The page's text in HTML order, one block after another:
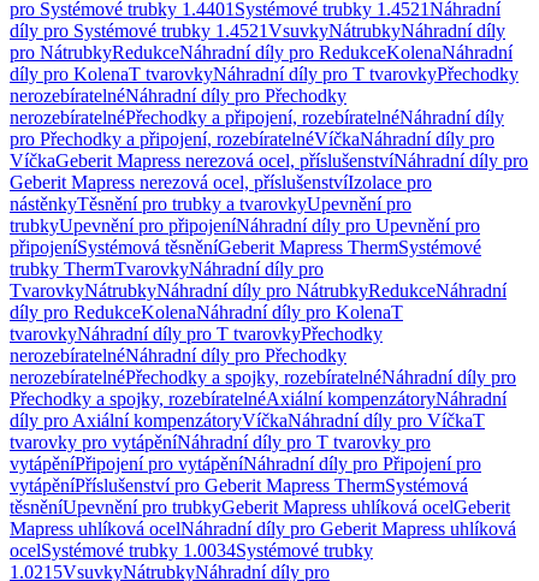
pro Systémové trubky 1.4401 Systémové trubky 1.4521Náhradní
díly pro Systémové trubky 1.4521VsuvkyNátrubkyNáhradní díly
pro NátrubkyRedukceNáhradní díly pro RedukceKolenaNáhradní
díly pro KolenaT tvarovkyNáhradní díly pro T tvarovkyPřechodky
nerozebíratelnéNáhradní díly pro Přechodky
nerozebíratelnéPřechodky a připojení, rozebíratelnéNáhradní díly
pro Přechodky a připojení, rozebíratelnéVíčkaNáhradní díly pro
VíčkaGeberit Mapress nerezová ocel, příslušenstvíNáhradní díly pro
Geberit Mapress nerezová ocel, příslušenstvíIzolace pro
nástěnkyTěsnění pro trubky a tvarovkyUpevnění pro
trubkyUpevnění pro připojeníNáhradní díly pro Upevnění pro
připojeníSystémová těsněníGeberit Mapress ThermSystémové
trubky ThermTvarovkyNáhradní díly pro
TvarovkyNátrubkyNáhradní díly pro NátrubkyRedukceNáhradní
díly pro RedukceKolenaNáhradní díly pro KolenaT
tvarovkyNáhradní díly pro T tvarovkyPřechodky
nerozebíratelnéNáhradní díly pro Přechodky
nerozebíratelnéPřechodky a spojky, rozebíratelnéNáhradní díly pro
Přechodky a spojky, rozebíratelnéAxiální kompenzátoryNáhradní
díly pro Axiální kompenzátoryVíčkaNáhradní díly pro VíčkaT
tvarovky pro vytápěníNáhradní díly pro T tvarovky pro
vytápěníPřipojení pro vytápěníNáhradní díly pro Připojení pro
vytápěníPříslušenství pro Geberit Mapress ThermSystémová
těsněníUpevnění pro trubkyGeberit Mapress uhlíková ocelGeberit
Mapress uhlíková ocelNáhradní díly pro Geberit Mapress uhlíková
ocelSystémové trubky 1.0034Systémové trubky
1.0215VsuvkyNátrubkyNáhradní díly pro